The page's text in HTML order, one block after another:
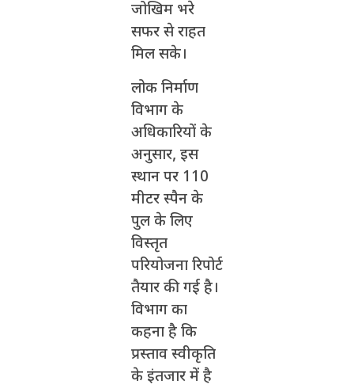
जोखिम भरे
सफर से राहत
मिल सके।
लोक निर्माण
विभाग के
अधिकारियों के
अनुसार, इस
स्थान पर 110
मीटर स्पैन के
पुल के लिए
विस्तृत
परियोजना रिपोर्ट
तैयार की गई है।
विभाग का
कहना है कि
प्रस्ताव स्वीकृति
के इंतजार में है